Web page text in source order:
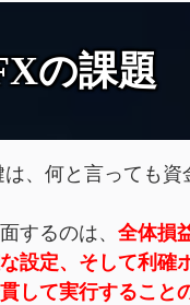
の課題
、何と言っても資
するのは、全体損
設定、そして利確
して実行すること